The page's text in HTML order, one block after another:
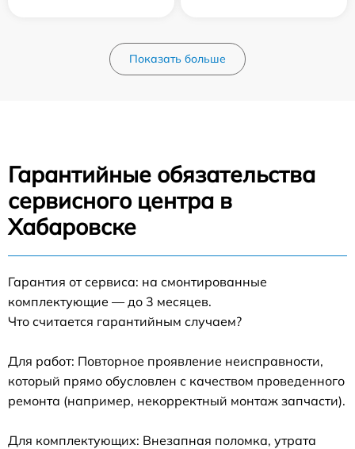
Показать больше
Гарантийные обязательства
сервисного центра в
Хабаровске
Гарантия от сервиса: на смонтированные
комплектующие — до 3 месяцев.
Что считается гарантийным случаем?
Для работ: Повторное проявление неисправности,
который прямо обусловлен с качеством проведенного
ремонта (например, некорректный монтаж запчасти).
Для комплектующих: Внезапная поломка, утрата